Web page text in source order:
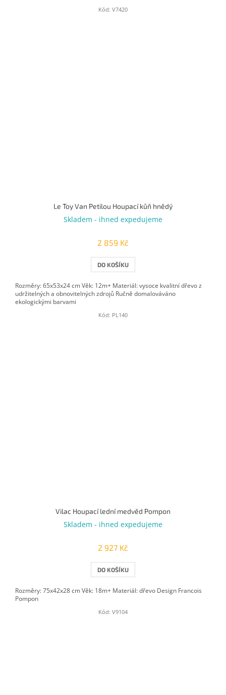
Kód: V7420
Le Toy Van Petilou Houpací kůň hnědý
Skladem - ihned expedujeme
2 859 Kč
DO KOŠÍKU
Rozměry: 65x53x24 cm Věk: 12m+ Materiál: vysoce kvalitní dřevo z
udržitelných a obnovitelných zdrojů Ručně domalováváno
ekologickými barvami
Kód: PL140
Vilac Houpací lední medvěd Pompon
Skladem - ihned expedujeme
2 927 Kč
DO KOŠÍKU
Rozměry: 75x42x28 cm Věk: 18m+ Materiál: dřevo Design Francois
Pompon
Kód: V9104